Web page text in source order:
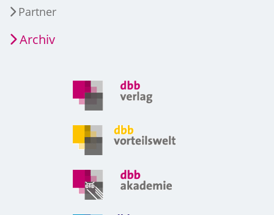
Partner
Archiv